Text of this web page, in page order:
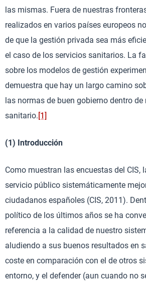
las mismas. Fuera de nuestras
realizados en varios países europeos
de que la gestión privada sea más
el caso de los servicios sanitarios. La
sobre los modelos de gestión
demuestra que hay un largo camino
las normas de buen gobierno dentro
sanitario. [1]
(1) Introducción
Como muestran las encuestas del CIS,
servicio público sistemáticamente
ciudadanos españoles (CIS, 2011).
político de los últimos años se ha
referencia a la calidad de nuestro
aludiendo a sus buenos resultados en
coste en comparación con el de otros
entorno, y el defender (aun cuando no